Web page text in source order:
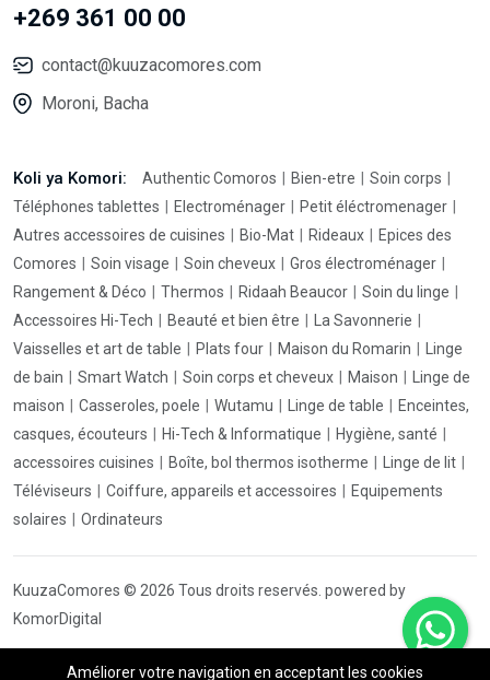
+269 361 00 00
contact@kuuzacomores.com
Moroni, Bacha
Koli ya Komori: Authentic Comoros Bien-etre
Soin corps
Téléphones tablettes
Electroménager
Petit éléctromenager
Autres accessoires de cuisines
Bio-Mat Rideaux
Epices des
Comores
Soin visage Soin cheveux
Gros électroménager
Rangement & Déco
Thermos Ridaah Beaucor
Soin du linge
Accessoires Hi-Tech
Beauté et bien être
La Savonnerie
Vaisselles et art de table
Plats four Maison du Romarin
Linge
de bain
Smart Watch Soin corps et cheveux Maison
Linge de
maison
Casseroles, poele Wutamu Linge de table
Enceintes,
casques, écouteurs
Hi-Tech & Informatique
Hygiène, santé
accessoires cuisines
Boîte, bol thermos isotherme
Linge de lit
Téléviseurs
Coiffure, appareils et accessoires
Equipements
solaires
Ordinateurs
KuuzaComores © 2026 Tous droits reservés. powered by
KomorDigital
Améliorer votre navigation en acceptant les cookies